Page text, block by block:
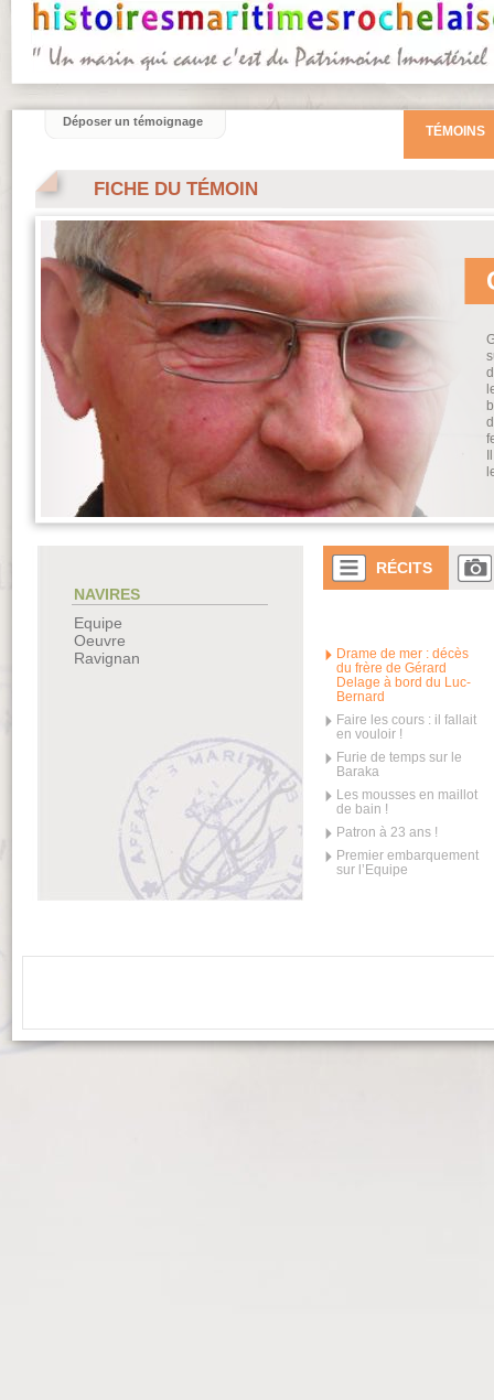
FICHE DU TÉMOIN
NAVIRES
Equipe
Oeuvre
Ravignan
RÉCITS
Drame de mer : décès
du frère de Gérard
Delage à bord du Luc-
Bernard
Faire les cours : il fallait
en vouloir !
Furie de temps sur le
Baraka
Les mousses en maillot
de bain !
Patron à 23 ans !
Premier embarquement
sur l’Equipe
TÉMOINS
Déposer un témoignage